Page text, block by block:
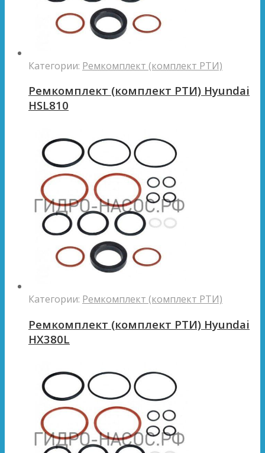
Категории: Ремкомплект (комплект РТИ)
Ремкомплект (комплект РТИ) Hyundai
HSL810
Категории: Ремкомплект (комплект РТИ)
Ремкомплект (комплект РТИ) Hyundai
HX380L